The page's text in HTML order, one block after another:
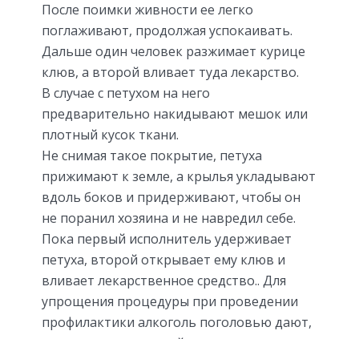
После поимки живности ее легко
поглаживают, продолжая успокаивать.
Дальше один человек разжимает курице
клюв, а второй вливает туда лекарство.
В случае с петухом на него
предварительно накидывают мешок или
плотный кусок ткани.
Не снимая такое покрытие, петуха
прижимают к земле, а крылья укладывают
вдоль боков и придерживают, чтобы он
не поранил хозяина и не навредил себе.
Пока первый исполнитель удерживает
петуха, второй открывает ему клюв и
вливает лекарственное средство.. Для
упрощения процедуры при проведении
профилактики алкоголь поголовью дают,